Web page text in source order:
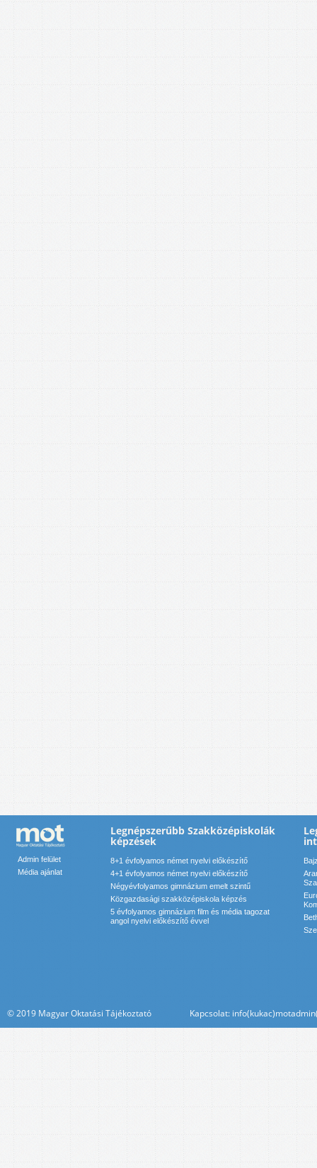
Admin felület
Média ajánlat
Legnépszerűbb Szakközépiskolák
képzések
8+1 évfolyamos német nyelvi előkészítő
4+1 évfolyamos német nyelvi előkészítő
Négyévfolyamos gimnázium emelt szintű
Közgazdasági szakközépiskola képzés
5 évfolyamos gimnázium film és média tagozat
angol nyelvi előkészítő évvel
© 2019 Magyar Oktatási Tájékoztató Kapcsolat: